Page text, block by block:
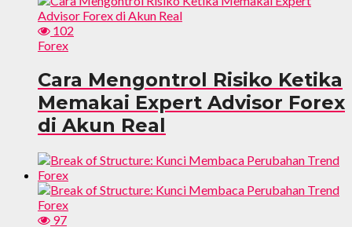
102
Forex
Cara Mengontrol Risiko Ketika
Memakai Expert Advisor Forex
di Akun Real
97